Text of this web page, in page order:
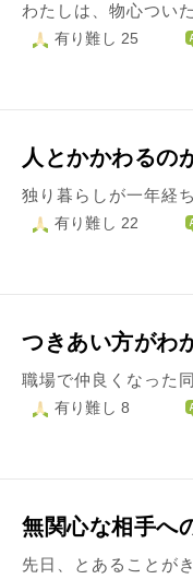
有り難し 25
人とかかわるの
有り難し 22
つきあい方がわ
有り難し 8
無関心な相手へ